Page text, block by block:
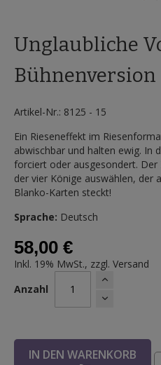
der
Bildergalerie
springen
Unglaubliche
Bühnenversion
Artikel-Nr.: 8125 - 15
Ein Rieseneffekt im
abwischbar und halten ewig. In
forciert oder ausgesondert. Der
der vier Könige auswählen, der
Blanko-Karten steckt!
Sprache: Deutsch
58,00 €
Inkl. 19% MwSt., zzgl. Versand
Anzahl
IN DEN WARENKORB